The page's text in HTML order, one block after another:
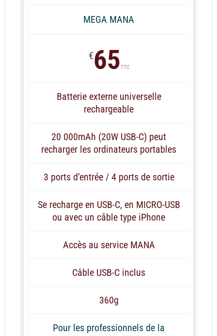
MEGA MANA
€65 TTC
Batterie externe universelle
rechargeable
20 000mAh (20W USB-C) peut
recharger les ordinateurs portables
3 ports d’entrée / 4 ports de sortie
Se recharge en USB-C, en MICRO-USB
ou avec un câble type iPhone
Accès au service MANA
Câble USB-C inclus
360g
Pour les professionnels de la